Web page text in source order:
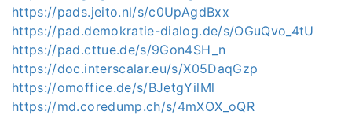
https://pads.jeito.nl/s/c0UpAgdBxx
https://pad.demokratie-dialog.de/s/OGuQvo_4tU
https://pad.cttue.de/s/9Gon4SH_n
https://doc.interscalar.eu/s/X05DaqGzp
https://omoffice.de/s/BJetgYilMl
https://md.coredump.ch/s/4mXOX_oQR